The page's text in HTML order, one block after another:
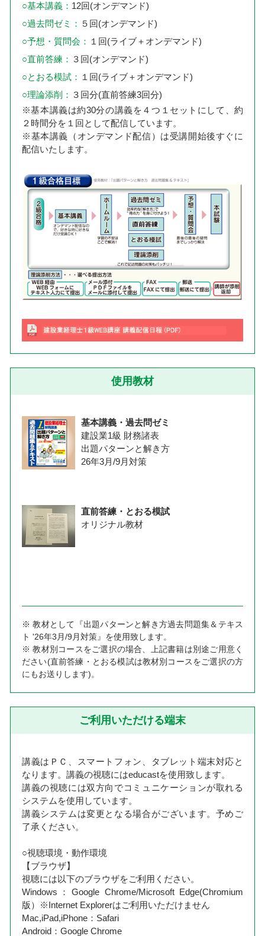
○基本講義： 12回(オンデマンド)
○過去問ゼミ： ５回(オンデマンド)
○予想・質問会： １回(ライブ＋オンデマンド)
○直前答練： ３回(オンデマンド)
○とおる模試： １回(ライブ＋オンデマンド)
○理論添削： ３回分(直前答練3回分)
※基本講義は約30分の講義を４つ１セットにして、約
２時間分を１回として配信しています。
※基本講義（オンデマンド配信）は受講開始後すぐに
配信いたします。
使用教材
基本講義・過去問ゼミ
建設業1級 財務諸表
出題パターンと解き方
26年3月/9月対策
直前答練・とおる模試
オリジナル教材
※ 教材として『出題パターンと解き方過去問題集＆テキス
ト '26年3月/9月対策』を使用致します。
※ 教材別コースをご選択の場合、上記書籍は別途ご用意く
ださい(直前答練・とおる模試は教材別コースをご選択の方
にもお送りします)。
ご利用いただける端末
講義はＰＣ、スマートフォン、タブレット端末対応と
なります。講義の視聴にはeducastを使用致します。
講義の視聴には双方向でコミュニケーションが取れる
システムを使用しています。
講義システムは変更となる場合がございます。予めご
了承ください。
○視聴環境・動作環境
【ブラウザ】
視聴には以下のブラウザをご利用ください。
Windows：Google Chrome/Microsoft Edge(Chromium
版）※Internet Explorerはご利用いただけません
Mac,iPad,iPhone：Safari
Android：Google Chrome